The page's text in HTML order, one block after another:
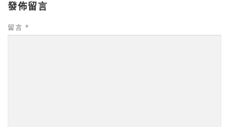
發佈留言
留言 *